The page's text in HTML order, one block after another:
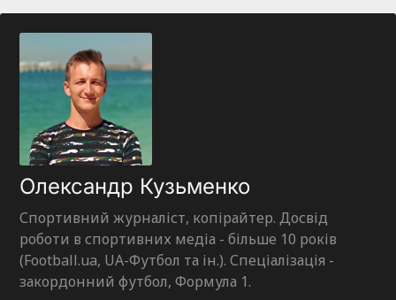
Олександр Кузьменко
Спортивний журналіст, копірайтер. Досвід
роботи в спортивних медіа - більше 10 років
(Football.ua, UA-Футбол та ін.). Спеціалізація -
закордонний футбол, Формула 1.